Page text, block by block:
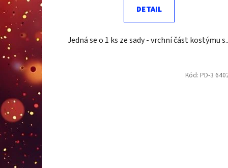
DETAIL
Jedná se o 1 ks ze sady - vrchní část kostýmu
Kód: PD-3